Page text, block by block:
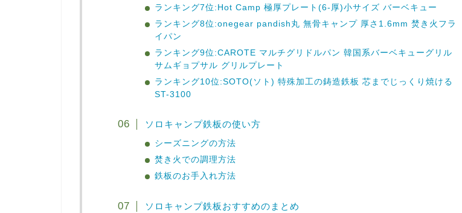
ランキング7位:Hot Camp 極厚プレート(6-厚)小サイズ バーベキュー
ランキング8位:onegear pandish丸 無骨キャンプ 厚さ1.6mm 焚き火フラ
イパン
ランキング9位:CAROTE マルチグリドルパン 韓国系バーベキューグリル
サムギョプサル グリルプレート
ランキング10位:SOTO(ソト) 特殊加工の鋳造鉄板 芯までじっくり焼ける
ST-3100
ソロキャンプ鉄板の使い方
シーズニングの方法
焚き火での調理方法
鉄板のお手入れ方法
ソロキャンプ鉄板おすすめのまとめ